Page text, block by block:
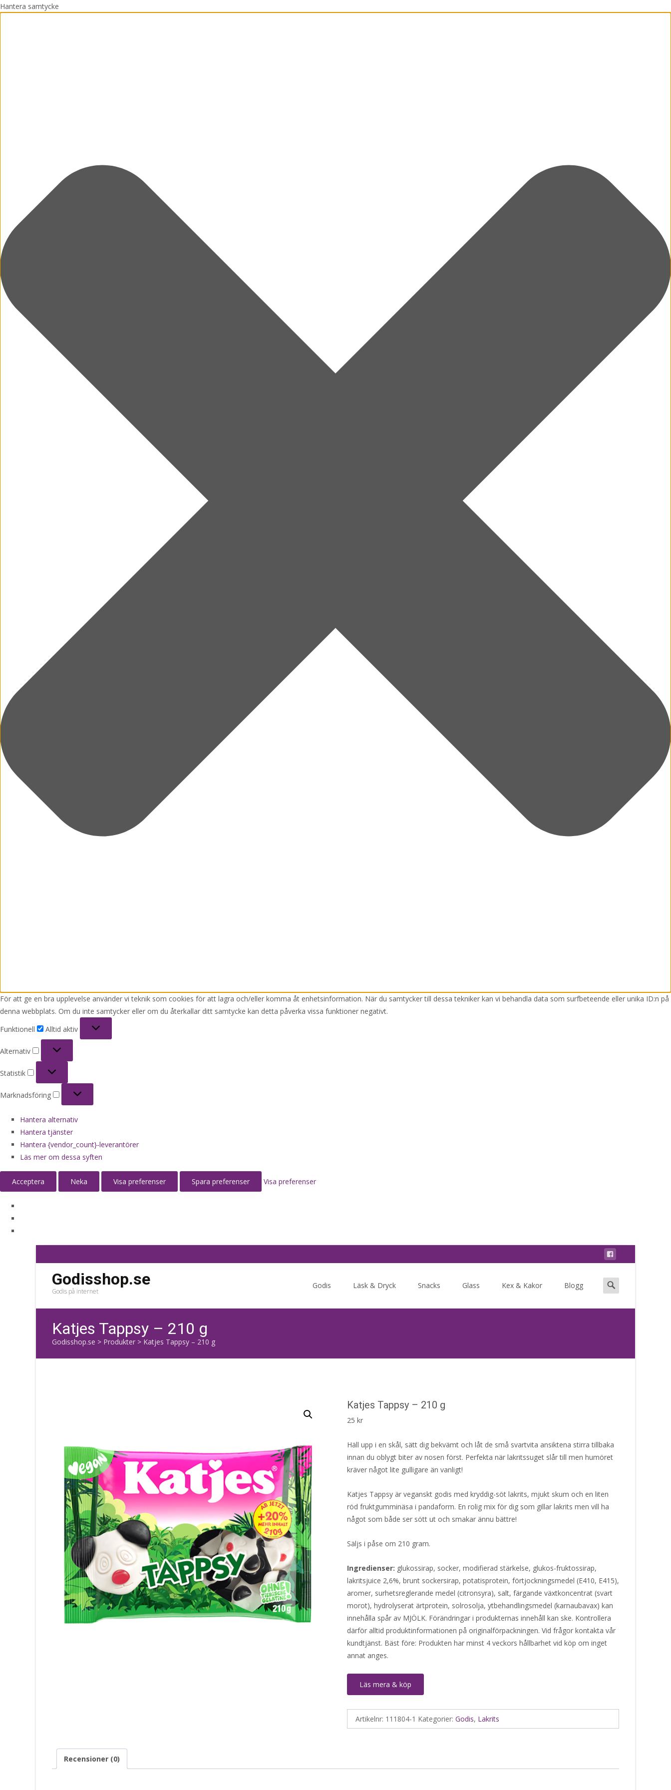
Hantera samtycke
För att ge en bra upplevelse använder vi teknik som cookies för att lagra och/eller komma åt enhetsinformation. När du samtycker till dessa tekniker kan vi behandla data som surfbeteende eller unika ID:n på
denna webbplats. Om du inte samtycker eller om du återkallar ditt samtycke kan detta påverka vissa funktioner negativt.
Funktionell
Alltid aktiv
Alternativ
Statistik
Marknadsföring
Hantera alternativ
Hantera tjänster
Hantera {vendor_count}-leverantörer
Läs mer om dessa syften
Acceptera Neka Visa preferenser Spara preferenser Visa preferenser
Godisshop.se
Godis på internet
Godis Läsk & Dryck Snacks Glass Kex & Kakor Blogg
Search
for:
Katjes Tappsy – 210 g
Godisshop.se > Produkter > Katjes Tappsy – 210 g
Katjes Tappsy – 210 g
25 kr
Häll upp i en skål, sätt dig bekvämt och låt de små svartvita ansiktena stirra tillbaka
innan du oblygt biter av nosen först. Perfekta när lakritssuget slår till men humöret
kräver något lite gulligare än vanligt!
Katjes Tappsy är veganskt godis med kryddig-söt lakrits, mjukt skum och en liten
röd fruktgumminäsa i pandaform. En rolig mix för dig som gillar lakrits men vill ha
något som både ser sött ut och smakar ännu bättre!
Säljs i påse om 210 gram.
Ingredienser: glukossirap, socker, modifierad stärkelse, glukos-fruktossirap,
lakritsjuice 2,6%, brunt sockersirap, potatisprotein, förtjockningsmedel (E410, E415),
aromer, surhetsreglerande medel (citronsyra), salt, färgande växtkoncentrat (svart
morot), hydrolyserat ärtprotein, solrosolja, ytbehandlingsmedel (karnaubavax) kan
innehålla spår av MJÖLK. Förändringar i produkternas innehåll kan ske. Kontrollera
därför alltid produktinformationen på originalförpackningen. Vid frågor kontakta vår
kundtjänst. Bäst före: Produkten har minst 4 veckors hållbarhet vid köp om inget
annat anges.
Läs mera & köp
Artikelnr: 111804-1 Kategorier: Godis, Lakrits
Recensioner (0)